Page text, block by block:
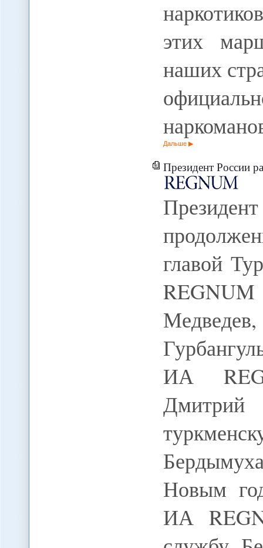
этих
наших
Дальше
Президент России
главой
ИА
Новым
ИА